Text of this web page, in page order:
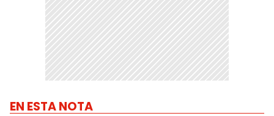
EN ESTA NOTA